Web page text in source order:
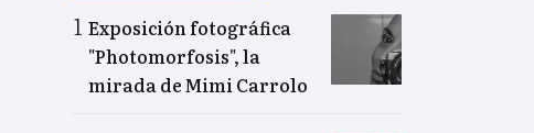
Exposición fotográfica
"Photomorfosis", la
mirada de Mimi Carrolo